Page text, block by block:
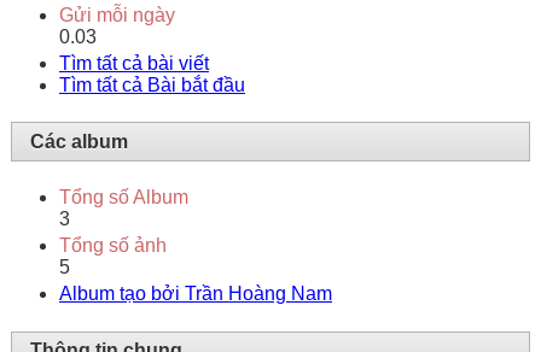
Gửi mỗi ngày
0.03
Tìm tất cả bài viết
Tìm tất cả Bài bắt đầu
Các album
Tổng số Album
3
Tổng số ảnh
5
Album tạo bởi Trần Hoàng Nam